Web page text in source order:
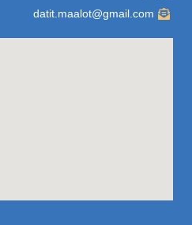
datit.maalot@gmail.com